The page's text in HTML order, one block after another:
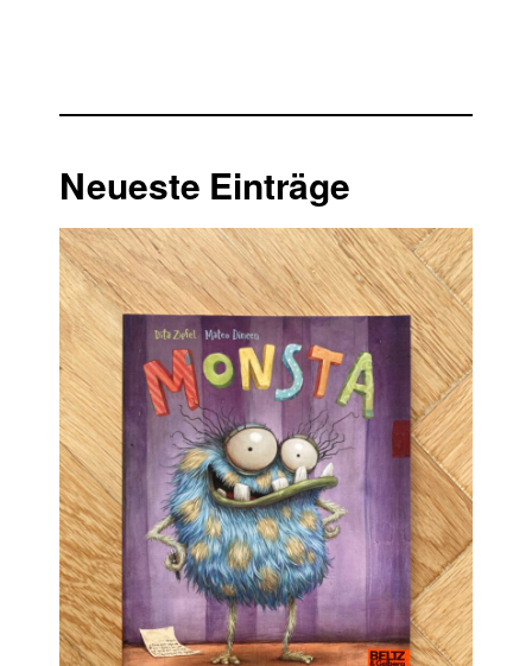
Neueste Einträge